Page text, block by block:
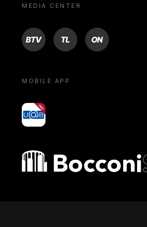
MEDIA CENTER
BTV TL ON
MOBILE APP
yoU@B
Bocconi shop